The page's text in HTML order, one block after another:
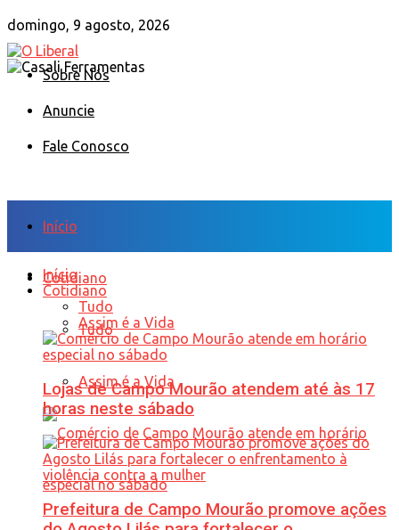
domingo, 9 agosto, 2026
Sobre Nós
Anuncie
Fale Conosco
Início
Cotidiano
Tudo
Assim é a Vida
Início
Cotidiano
Tudo
Assim é a Vida
Lojas de Campo Mourão atendem até às 17
horas neste sábado
Prefeitura de Campo Mourão promove ações